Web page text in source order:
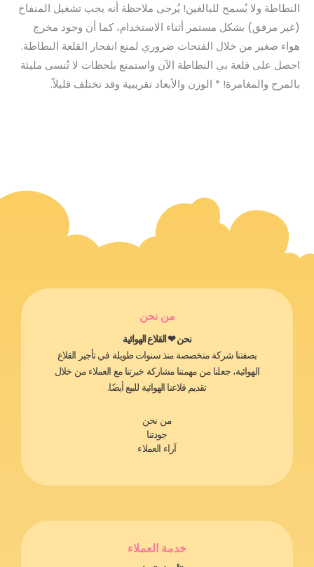
النطاطة ولا يُسمح للبالغين! يُرجى ملاحظة أنه يجب تشغيل المنفاخ
(غير مرفق) بشكل مستمر أثناء الاستخدام، كما أن وجود مخرج
هواء صغير من خلال الفتحات ضروري لمنع انفجار القلعة النطاطة.
احصل على قلعة بي النطاطة الآن واستمتع بلحظات لا تُنسى مليئة
بالمرح والمغامرة! * الوزن والأبعاد تقريبية وقد تختلف قليلاً.
من نحن
نحن ❤ القلاع الهوائية
بصفتنا شركة متخصصة منذ سنوات طويلة في تأجير القلاع
الهوائية، جعلنا من مهمتنا مشاركة خبرتنا مع العملاء من خلال
تقديم قلاعنا الهوائية للبيع أيضًا.
من نحن
جودتنا
آراء العملاء
خدمة العملاء